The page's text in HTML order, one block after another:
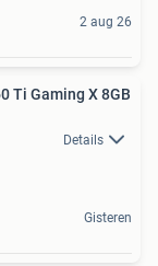
2 aug 26
Ti Gaming X 8GB
Details
Gisteren